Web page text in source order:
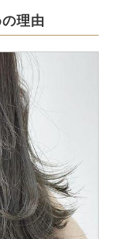
理由